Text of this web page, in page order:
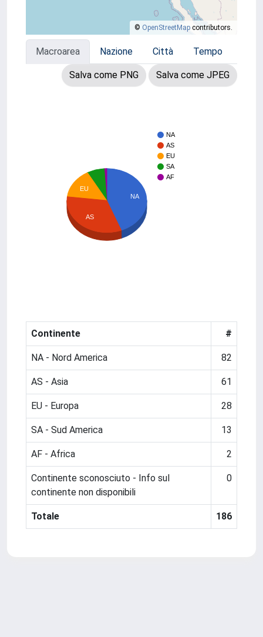
© OpenStreetMap contributors.
Macroarea Nazione Città Tempo
Salva come PNG Salva come JPEG
NA
AS
EU
SA
AF
NA
EU
AS
Continente #
NA - Nord America 82
AS - Asia 61
EU - Europa 28
SA - Sud America 13
AF - Africa 2
Continente sconosciuto - Info sul
continente non disponibili
0
Totale 186